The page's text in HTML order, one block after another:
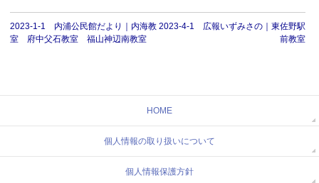
2023-1-1 内浦公民館だより｜内海教
室 府中父石教室 福山神辺南教室
2023-4-1 広報いずみさの｜東佐野駅
前教室
HOME
個人情報の取り扱いについて
個人情報保護方針